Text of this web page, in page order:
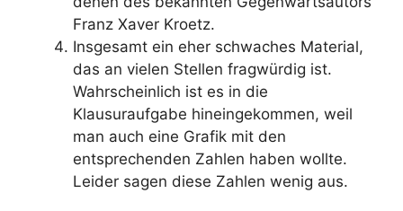
Franz Xaver Kroetz.
Insgesamt ein eher schwaches Material,
das an vielen Stellen fragwürdig ist.
Wahrscheinlich ist es in die
Klausuraufgabe hineingekommen, weil
man auch eine Grafik mit den
entsprechenden Zahlen haben wollte.
Leider sagen diese Zahlen wenig aus.